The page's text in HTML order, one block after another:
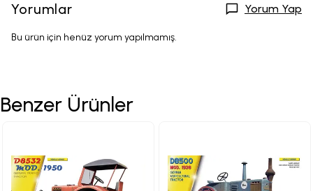
Yorumlar Yorum Yap
Bu ürün için henüz yorum yapılmamış.
Benzer Ürünler